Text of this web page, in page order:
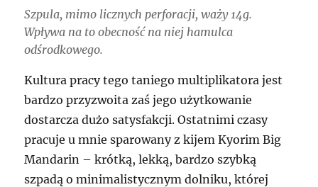
Szpula, mimo licznych perforacji, waży 14g.
Wpływa na to obecność na niej hamulca
odśrodkowego.
Kultura pracy tego taniego multiplikatora jest
bardzo przyzwoita zaś jego użytkowanie
dostarcza dużo satysfakcji. Ostatnimi czasy
pracuje u mnie sparowany z kijem Kyorim Big
Mandarin – krótką, lekką, bardzo szybką
szpadą o minimalistycznym dolniku, której